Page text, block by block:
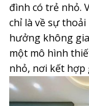
đình có trẻ nhỏ.
chỉ là về sự thoải
hưởng không
một mô hình
nhỏ, nơi kết hợp